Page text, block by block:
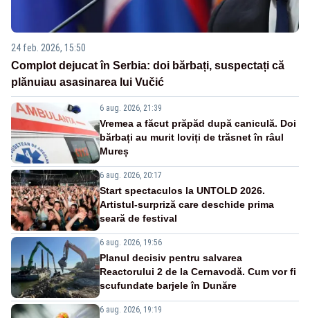
24 feb. 2026, 15:50
Complot dejucat în Serbia: doi bărbați, suspectați că
plănuiau asasinarea lui Vučić
6 aug. 2026, 21:39
Vremea a făcut prăpăd după caniculă. Doi
bărbați au murit loviți de trăsnet în râul
Mureș
6 aug. 2026, 20:17
Start spectaculos la UNTOLD 2026.
Artistul-surpriză care deschide prima
seară de festival
6 aug. 2026, 19:56
Planul decisiv pentru salvarea
Reactorului 2 de la Cernavodă. Cum vor fi
scufundate barjele în Dunăre
6 aug. 2026, 19:19